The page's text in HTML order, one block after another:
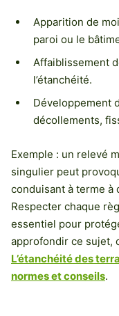
Apparition de
paroi ou le
Affaiblissement
l’étanchéité.
Développement
décollements,
Exemple : un relevé
singulier peut
conduisant à terme à
Respecter chaque
essentiel pour
approfondir ce sujet,
L’étanchéité des
normes et conseils.